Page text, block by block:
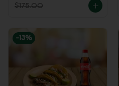
NARANJA
$175.00
-13%